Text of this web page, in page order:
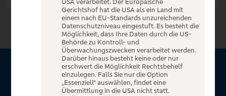
Über VR Entertain
USA verarbeitet. Der Europäische
Gerichtshof hat die USA als ein Land mit
einem nach EU-Standards unzureichenden
Datenschutzniveau eingestuft. Es besteht die
Möglichkeit, dass Ihre Daten durch die US-
Behörde zu Kontroll- und
Überwachungszwecken verarbeitet werden.
Darüber hinaus besteht keine oder nur
erschwert die Möglichkeit Rechtsbehelf
einzulegen. Falls Sie nur die Option
„Essenziell“ auswählen, findet eine
Übermittlung in die USA nicht statt.